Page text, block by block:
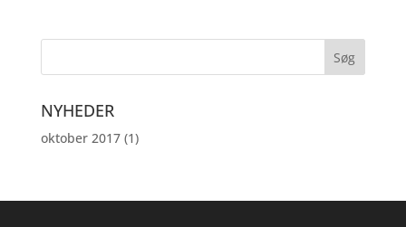
NYHEDER
oktober 2017(1)